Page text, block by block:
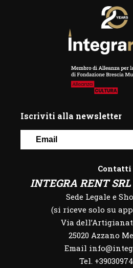
Iscriviti alla newsletter
Contatti
INTEGRA RENT
Sede Legale e
(si riceve solo su
Via
25020 Azzano
Email
Tel.